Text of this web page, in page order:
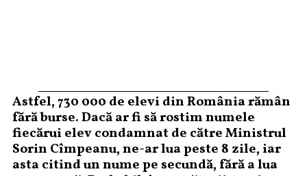
Astfel, 730 000 de elevi din România rămân
fără burse. Dacă ar fi să rostim numele
fiecărui elev condamnat de către Ministrul
Sorin Cîmpeanu, ne-ar lua peste 8 zile, iar
asta citind un nume pe secundă, fără a lua